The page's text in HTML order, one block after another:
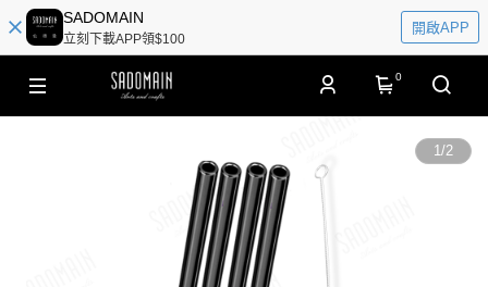
SADOMAIN
立刻下載APP領$100
開啟APP
0
1/2